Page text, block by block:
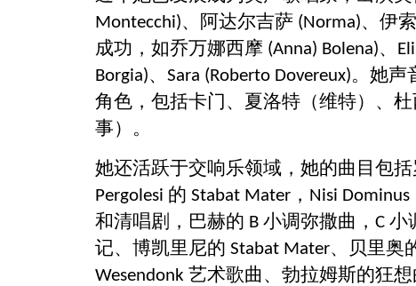
Montecchi)、阿达尔吉萨 (Norma)、伊
成功，如乔万娜西摩 (Anna) Bolena)、
Borgia)、 Sara (Roberto Dovereux)。她声
角色，包括卡门、夏洛特（维特）、
事）。
她还活跃于交响乐领域，她的曲目包
Pergolesi 的 Stabat Mater ， Nisi Dominus
和清唱剧，巴赫的 B 小调弥撒曲， C 小
记、博凯里尼的 Stabat Mater、贝里奥
Wesendonk 艺术歌曲、勃拉姆斯的狂想